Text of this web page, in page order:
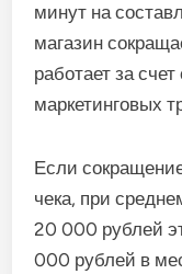
минут на
магазин
работает за
маркетинговых
Если
чека, при
20 000 рублей
000 рублей в